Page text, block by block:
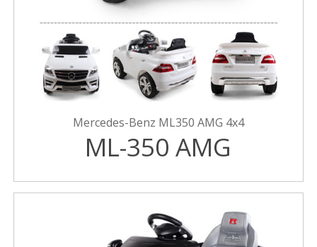
Mercedes-Benz ML350 AMG 4x4
ML-350 AMG